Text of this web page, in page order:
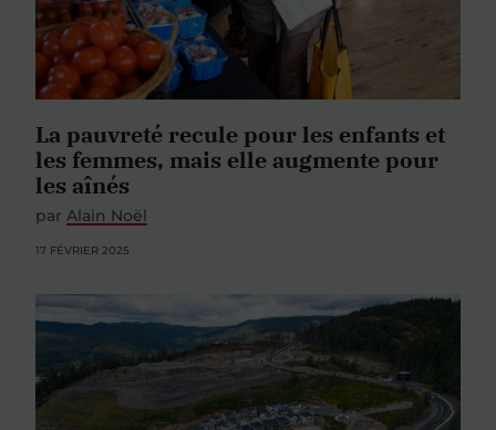
La pauvreté recule pour les enfants et
les femmes, mais elle augmente pour
les aînés
par Alain Noël
17 FÉVRIER 2025